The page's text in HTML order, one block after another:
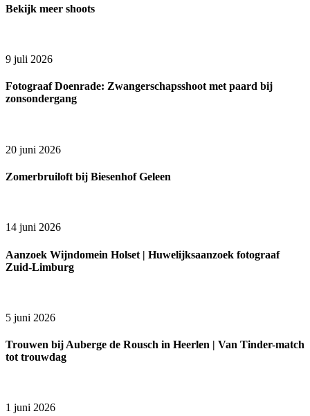
Bekijk meer shoots
9 juli 2026
Fotograaf Doenrade: Zwangerschapsshoot met paard bij
zonsondergang
20 juni 2026
Zomerbruiloft bij Biesenhof Geleen
14 juni 2026
Aanzoek Wijndomein Holset | Huwelijksaanzoek fotograaf
Zuid-Limburg
5 juni 2026
Trouwen bij Auberge de Rousch in Heerlen | Van Tinder-match
tot trouwdag
1 juni 2026